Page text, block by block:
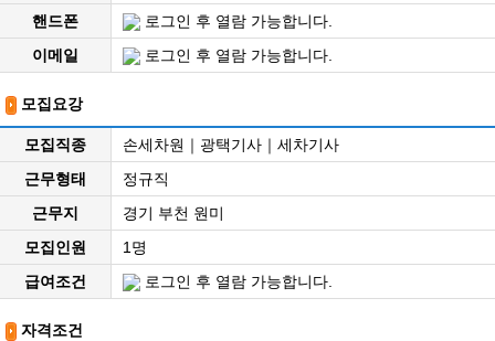
핸드폰
로그인 후 열람 가능합니다.
이메일
로그인 후 열람 가능합니다.
모집요강
모집직종
손세차원｜광택기사｜세차기사
근무형태
정규직
근무지
경기 부천 원미
모집인원
1명
급여조건
로그인 후 열람 가능합니다.
자격조건